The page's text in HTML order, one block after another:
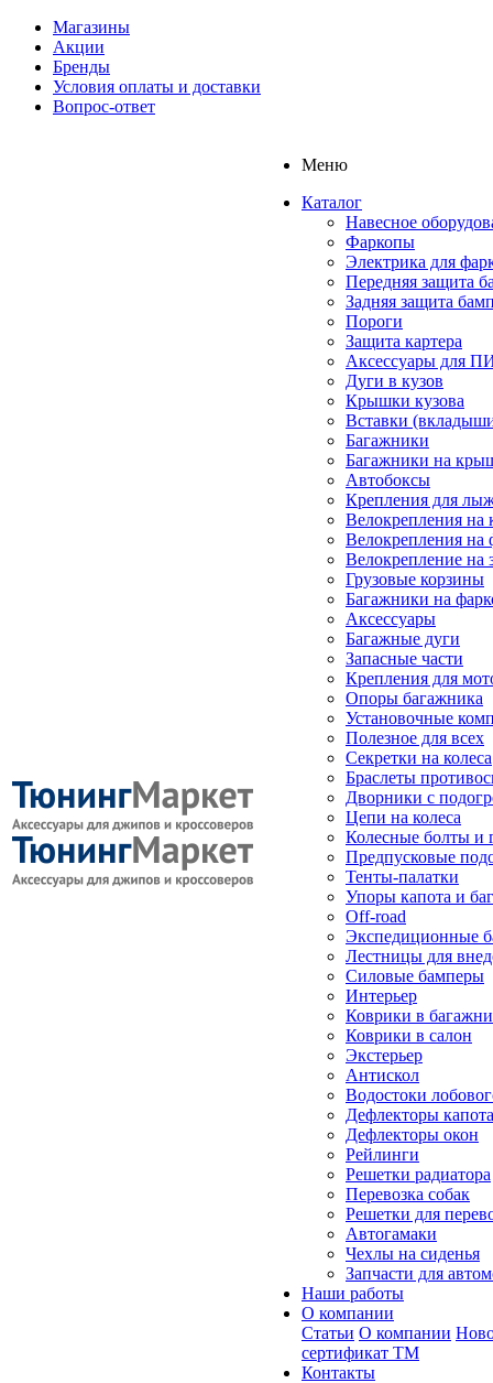
Магазины
Акции
Бренды
Условия оплаты и доставки
Вопрос-ответ
Меню
Каталог
Навесное
Фаркопы
Электрика для
Передняя защита
Задняя защита
Пороги
Защита картера
Аксессуары для
Дуги в кузов
Крышки кузова
Вставки
Багажники
Багажники на
Автобоксы
Крепления для
Велокрепления
Велокрепления на
Велокрепление на
Грузовые корзины
Багажники на
Аксессуары
Багажные дуги
Запасные части
Крепления для
Опоры багажника
Установочные
Полезное для всех
Секретки на колеса
Браслеты
Дворники с
Цепи на колеса
Колесные болты и
Предпусковые
Тенты-палатки
Упоры капота и
Off-road
Экспедиционные
Лестницы для
Силовые бамперы
Интерьер
Коврики в
Коврики в салон
Экстерьер
Антискол
Водостоки
Дефлекторы капота
Дефлекторы окон
Рейлинги
Решетки радиатора
Перевозка собак
Решетки для
Автогамаки
Чехлы на сиденья
Запчасти для
Наши работы
О компании
Статьи О компании
сертификат ТМ
Контакты